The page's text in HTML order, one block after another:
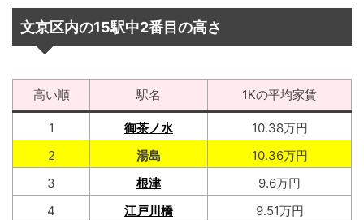
文京区内の15駅中2番目の高さ
高い順 駅名 1Kの平均家賃
1 御茶ノ水
10.38万円
2
湯島
10.36万円
3
根津
9.6万円
4
江戸川橋
9.51万円